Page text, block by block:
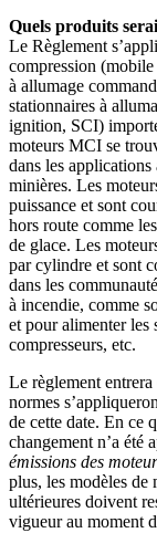
Quels produits
Le Règlement
compression
à allumage
stationnaires à
ignition, SCI)
moteurs MCI se
dans les
minières. Les
puissance et sont
hors route comme
de glace. Les
par cylindre et sont
dans les
à incendie, comme
et pour alimenter les
compresseurs, etc.
Le règlement
normes
de cette date. En ce
changement n’a été
émissions des
plus, les modèles de
ultérieures doivent
vigueur au moment